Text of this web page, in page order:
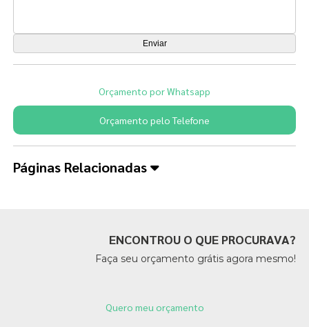
Orçamento por Whatsapp
Orçamento pelo Telefone
Páginas Relacionadas
ENCONTROU O QUE PROCURAVA?
Faça seu orçamento grátis agora mesmo!
Quero meu orçamento